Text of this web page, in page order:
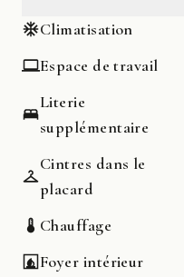
Climatisation
Espace de travail
Literie
supplémentaire
Cintres dans le
placard
Chauffage
Foyer intérieur